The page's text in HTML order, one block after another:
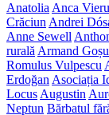
Anatolia Anca Vieru
Crăciun Andrei
Anne Sewell
rurală Armand Goșu
Romulus Vulpescu
Erdoğan Asociația
Locus Augustin
Neptun Bărbatul